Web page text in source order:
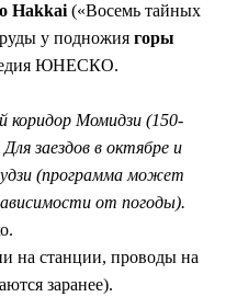
Hakkai («Восемь тайных
у подножия горы
ЮНЕСКО.
коридор Момидзи (150-
заездов в октябре и
(программа может
от погоды).
на станции, проводы на
заранее).